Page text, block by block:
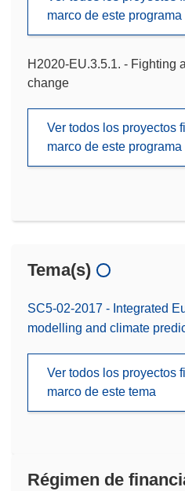
marco de este programa
H2020-EU.3.5.1. - Fighting
change
Ver todos los proyectos
marco de este programa
Tema(s)
SC5-02-2017 - Integrated
modelling and climate
Ver todos los proyectos
marco de este tema
Régimen de